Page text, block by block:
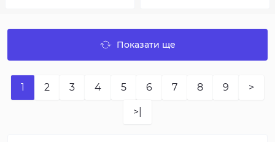
Показати ще
1 2 3 4 5 6 7 8 9 >
>|